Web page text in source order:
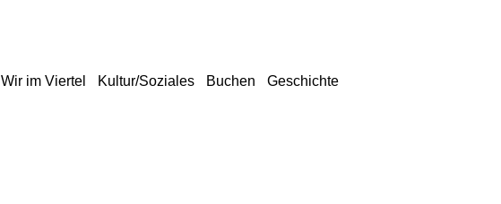
Wir im Viertel Kultur/Soziales Buchen Geschichte